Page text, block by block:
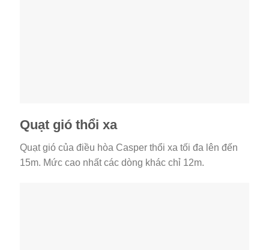
Quạt gió thổi xa
Quạt gió của điều hòa Casper thổi xa tối đa lên đến
15m. Mức cao nhất các dòng khác chỉ 12m.